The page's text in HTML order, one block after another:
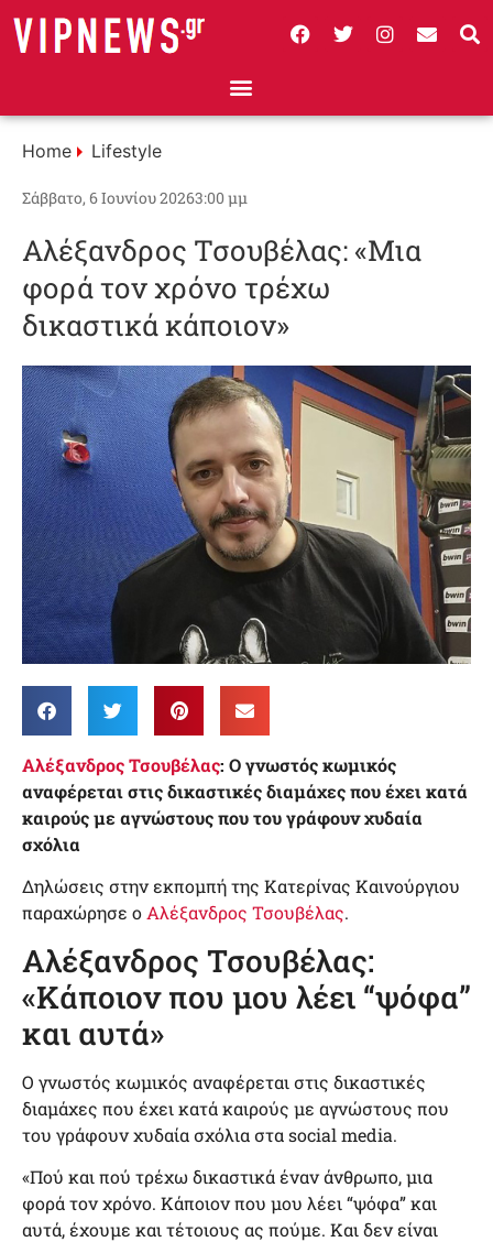
Home Lifestyle
Σάββατο, 6 Ιουνίου 20263:00 μμ
Αλέξανδρος Τσουβέλας: «Μια
φορά τον χρόνο τρέχω
δικαστικά κάποιον»
Αλέξανδρος Τσουβέλας: Ο γνωστός κωμικός
αναφέρεται στις δικαστικές διαμάχες που έχει κατά
καιρούς με αγνώστους που του γράφουν χυδαία
σχόλια
Δηλώσεις στην εκπομπή της Κατερίνας Καινούργιου
παραχώρησε ο Αλέξανδρος Τσουβέλας.
Αλέξανδρος Τσουβέλας:
«Κάποιον που μου λέει “ψόφα”
και αυτά»
Ο γνωστός κωμικός αναφέρεται στις δικαστικές
διαμάχες που έχει κατά καιρούς με αγνώστους που
του γράφουν χυδαία σχόλια στα social media.
«Πού και πού τρέχω δικαστικά έναν άνθρωπο, μια
φορά τον χρόνο. Κάποιον που μου λέει “ψόφα” και
αυτά, έχουμε και τέτοιους ας πούμε. Και δεν είναι